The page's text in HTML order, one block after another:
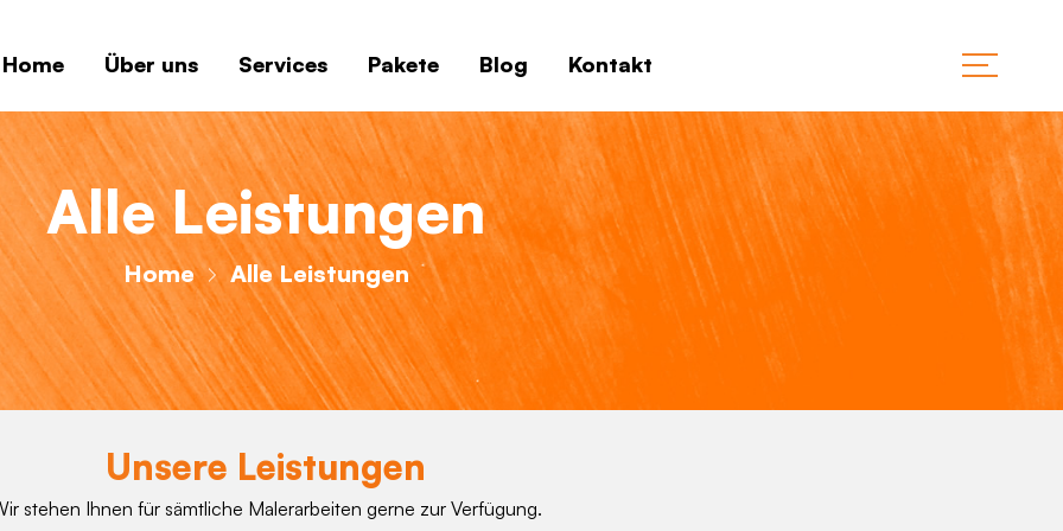
Home Über uns Services Pakete Blog Kontakt
Alle Leistungen
Home Alle Leistungen
Unsere Leistungen
stehen Ihnen für sämtliche Malerarbeiten gerne zur Verfügung.